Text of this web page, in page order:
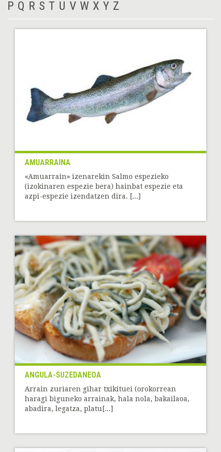
P Q R S T U V W X Y Z
AMUARRAINA
«Amuarrain» izenarekin Salmo espezieko
(izokinaren espezie bera) hainbat espezie eta
azpi-espezie izendatzen dira. [...]
ANGULA-SUZEDANEOA
Arrain zuriaren gihar txikituei (orokorrean
haragi biguneko arrainak, hala nola, bakailaoa,
abadira, legatza, platu[...]